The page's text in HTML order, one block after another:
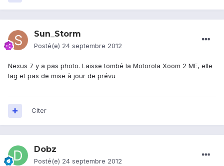
Sun_Storm
Posté(e) 24 septembre 2012
Nexus 7 y a pas photo. Laisse tombé la Motorola Xoom 2 ME, elle
lag et pas de mise à jour de prévu
Citer
Dobz
Posté(e) 24 septembre 2012